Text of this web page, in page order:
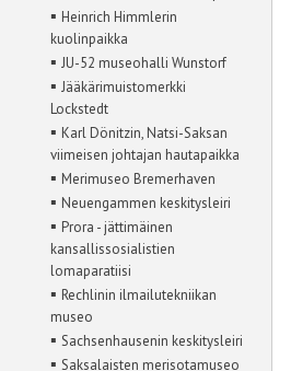
▪ Heinrich Himmlerin
kuolinpaikka
▪ JU-52 museohalli Wunstorf
▪ Jääkärimuistomerkki
Lockstedt
▪ Karl Dönitzin, Natsi-Saksan
viimeisen johtajan hautapaikka
▪ Merimuseo Bremerhaven
▪ Neuengammen keskitysleiri
▪ Prora - jättimäinen
kansallissosialistien
lomaparatiisi
▪ Rechlinin ilmailutekniikan
museo
▪ Sachsenhausenin keskitysleiri
▪ Saksalaisten merisotamuseo